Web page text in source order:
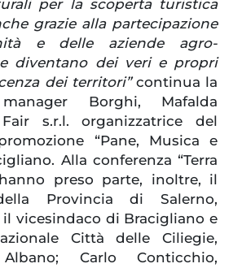
per la scoperta turistica
grazie alla partecipazione
e delle aziende agro-
diventano dei veri e propri
dei territori”continua la
Borghi, Mafalda
s.r.l. organizzatrice del
“Pane, Musica e
Alla conferenza “Terra
preso parte, inoltre, il
Provincia di Salerno,
il vicesindaco di Bracigliano e
Città delle Ciliegie,
Carlo Conticchio,